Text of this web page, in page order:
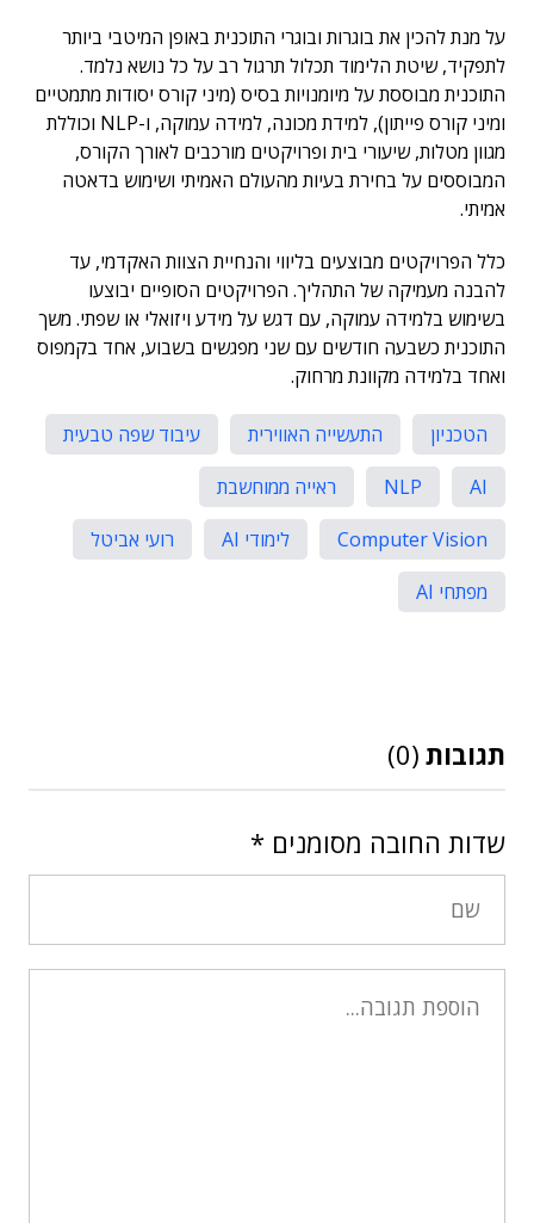
על מנת להכין את בוגרות ובוגרי התוכנית באופן המיטבי ביותר
לתפקיד, שיטת הלימוד תכלול תרגול רב על כל נושא נלמד.
התוכנית מבוססת על מיומנויות בסיס (מיני קורס יסודות מתמטיים
ומיני קורס פייתון), למידת מכונה, למידה עמוקה, ו-NLP וכוללת
מגוון מטלות, שיעורי בית ופרויקטים מורכבים לאורך הקורס,
המבוססים על בחירת בעיות מהעולם האמיתי ושימוש בדאטה
אמיתי.
כלל הפרויקטים מבוצעים בליווי והנחיית הצוות האקדמי, עד
להבנה מעמיקה של התהליך. הפרויקטים הסופיים יבוצעו
בשימוש בלמידה עמוקה, עם דגש על מידע ויזואלי או שפתי. משך
התוכנית כשבעה חודשים עם שני מפגשים בשבוע, אחד בקמפוס
ואחד בלמידה מקוונת מרחוק.
הטכניון התעשייה האווירית
עיבוד שפה טבעית
AI
NLP
ראייה ממוחשבת
Computer Vision
לימודי AI
רועי אביטל
מפתחי AI
תגובות (0)
שדות החובה מסומנים *